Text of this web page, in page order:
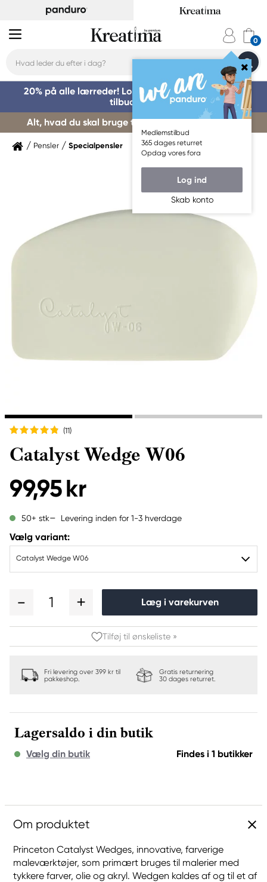
Medlemstilbud
365 dages returret
Opdag vores fora
Log ind
Skab konto
20% på alle lærreder! Log på for at benytte dig af
tilbuddet »
Alt, hvad du skal bruge til kursusstart – køb her »
Pensler Specialpensler
(11)
Catalyst Wedge W06
99,95 kr
50+ stk Levering inden for 1-3 hverdage
Vælg variant:
Catalyst Wedge W06
1 Læg i varekurven
Tilføj til ønskeliste »
Fri levering over 399 kr til
pakkeshop.
Gratis returnering
30 dages returret.
Lagersaldo i din butik
Vælg din butik Findes i 1 butikker
Om produktet
Princeton Catalyst Wedges, innovative, farverige
maleværktøjer, som primært bruges til malerier med
tykkere farver, olie og akryl. Wedgen kaldes af og til et af